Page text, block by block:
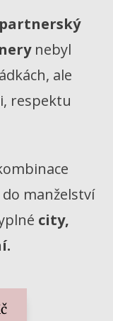
nebyl
ale
respektu
manželství
city,